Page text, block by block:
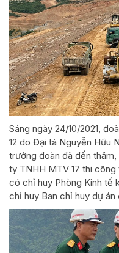
Sáng ngày 24/10/2021,
12 do Đại tá Nguyễn Hữu
trưởng đoàn đã đến
ty TNHH MTV 17 thi công
có chỉ huy Phòng Kinh tế
chỉ huy Ban chỉ huy dự án